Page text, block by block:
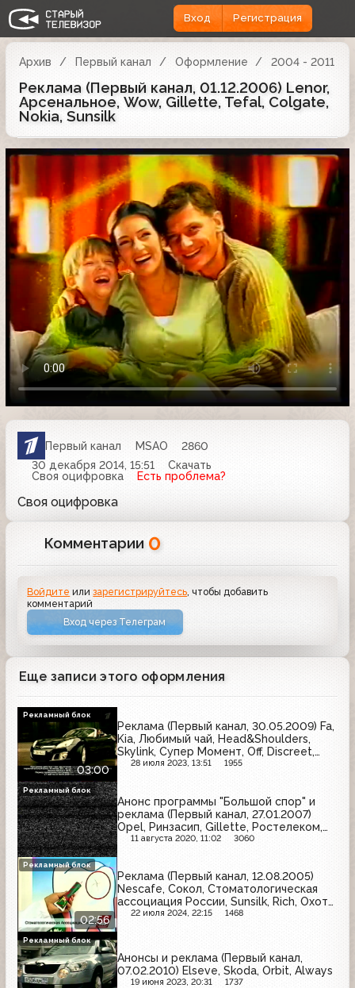
Вход Регистрация
Архив Первый канал Оформление 2004 - 2011
Реклама (Первый канал, 01.12.2006) Lenor,
Арсенальное, Wow, Gillette, Tefal, Colgate,
Nokia, Sunsilk
Первый канал MSAO
2860
30 декабря 2014, 15:51
Скачать
Своя оцифровка
Есть проблема?
Своя оцифровка
Комментарии 0
Войдите илизарегистрируйтесь, чтобы добавить
комментарий
Вход через Телеграм
Еще записи этого оформления
03:00
Реклама (Первый канал, 30.05.2009) Fa,
Kia, Любимый чай, Head&Shoulders,
Skylink, Супер Момент, Off, Discreet,
Opel, Фругурт, Gillette, Ceresit
28 июля 2023, 13:51 1955
Рекламный блок
Анонс программы "Большой спор" и
реклама (Первый канал, 27.01.2007)
Opel, Ринзасип, Gillette, Ростелеком,
М.Видео, BiMax, Махеевъ, Максвелл
11 августа 2020, 11:02 3060
Рекламный блок
02:56
Реклама (Первый канал, 12.08.2005)
Nescafe, Сокол, Стоматологическая
ассоциация России, Sunsilk, Rich, Охота,
Балтимор, Венза, Grand, Comet,
22 июля 2024, 22:15 1468
Рекламный блок
Анонсы и реклама (Первый канал,
07.02.2010) Elseve, Skoda, Orbit, Always
19 июня 2023, 20:31 1737
Рекламный блок